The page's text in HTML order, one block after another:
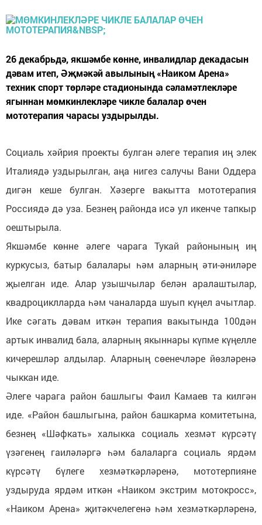
26 декабрьдә, якшәмбе көнне, инвалидлар декадасын
дәвам итеп, Әҗмәкәй авылының «Наиком Арена»
техник спорт төрләре стадионында сәламәтлекләре
ягыннан мөмкинлекләре чикле балалар өчен
мототерапия чарасы уздырылды.
Социаль хәйрия проекты булган әлеге терапия иң элек
Италиядә уздырылган, аңа нигез салучы Вани Оддера
дигән кеше булган. Хәзерге вакытта мототерапия
Россиядә дә уза. Безнең районда исә ул икенче тапкыр
оештырыла.
Якшәмбе көнне әлеге чарага Тукай районының иң
куркусыз, батыр балалары һәм аларның әти-әниләре
җыелган иде. Алар узышчылар белән аралаштылар,
квадроциклларда һәм чаналарда шуып күңел ачытлар.
Ике сәгать дәвам иткән терапия вакытында 100дән
артык инвалид бала, аларның якыннары күпме күңелле
кичерешләр алдылар. Аларның сөенечләре йөзләренә
чыккан иде.
Әлеге чарага район башлыгы Фаил Камаев та килгән
иде. «Район башлыгына, район башкарма комитетына,
безнең «Шәфкать» халыкка социаль хезмәт күрсәтү
үзәгенең гаиләләргә һәм балаларга социаль ярдәм
күрсәтү бүлеге хезмәткәрләренә, мототерпияне
уздыруда ярдәм иткән «Наиком экстрим мотокросс»,
«Наиком Арена» җитәкчелегенә һәм хезмәткәрләренә,